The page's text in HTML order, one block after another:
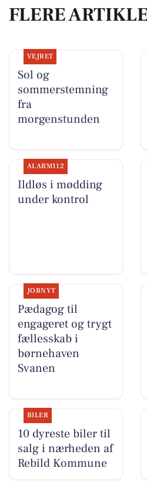
FLERE
VEJRET
Sol og
sommerstemning
fra
morgenstunden
ALARM112
Ildløs i mødding
under kontrol
JOBNYT
Pædagog til
engageret og trygt
fællesskab i
børnehaven
Svanen
BILER
10 dyreste biler til
salg i nærheden af
Rebild Kommune